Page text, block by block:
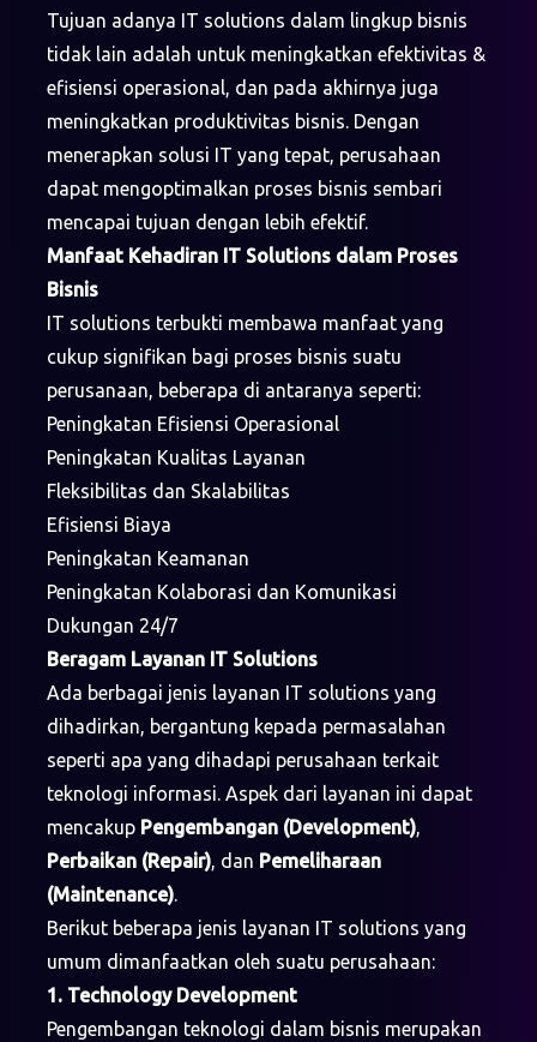
Tujuan adanya IT solutions dalam lingkup bisnis
tidak lain adalah untuk meningkatkan efektivitas &
efisiensi operasional, dan pada akhirnya juga
meningkatkan produktivitas bisnis. Dengan
menerapkan solusi IT yang tepat, perusahaan
dapat mengoptimalkan proses bisnis sembari
mencapai tujuan dengan lebih efektif.
Manfaat Kehadiran IT Solutions dalam Proses
Bisnis
IT solutions terbukti membawa manfaat yang
cukup signifikan bagi proses bisnis suatu
perusanaan, beberapa di antaranya seperti:
Peningkatan Efisiensi Operasional
Peningkatan Kualitas Layanan
Fleksibilitas dan Skalabilitas
Efisiensi Biaya
Peningkatan Keamanan
Peningkatan Kolaborasi dan Komunikasi
Dukungan 24/7
Beragam Layanan IT Solutions
Ada berbagai jenis layanan IT solutions yang
dihadirkan, bergantung kepada permasalahan
seperti apa yang dihadapi perusahaan terkait
teknologi informasi. Aspek dari layanan ini dapat
mencakup Pengembangan (Development),
Perbaikan (Repair), dan Pemeliharaan
(Maintenance).
Berikut beberapa jenis layanan IT solutions yang
umum dimanfaatkan oleh suatu perusahaan:
1. Technology Development
Pengembangan teknologi dalam bisnis merupakan